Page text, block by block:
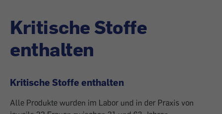
Kritische Stoffe
enthalten
Kritische Stoffe enthalten
Alle Produkte wurden im Labor und in der Praxis von